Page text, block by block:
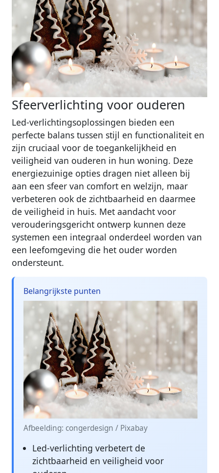
Sfeerverlichting voor ouderen
Led-verlichtingsoplossingen bieden een
perfecte balans tussen stijl en functionaliteit en
zijn cruciaal voor de toegankelijkheid en
veiligheid van ouderen in hun woning. Deze
energiezuinige opties dragen niet alleen bij
aan een sfeer van comfort en welzijn, maar
verbeteren ook de zichtbaarheid en daarmee
de veiligheid in huis. Met aandacht voor
verouderingsgericht ontwerp kunnen deze
systemen een integraal onderdeel worden van
een leefomgeving die het ouder worden
ondersteunt.
Belangrijkste punten
Afbeelding: congerdesign / Pixabay
Led-verlichting verbetert de
zichtbaarheid en veiligheid voor